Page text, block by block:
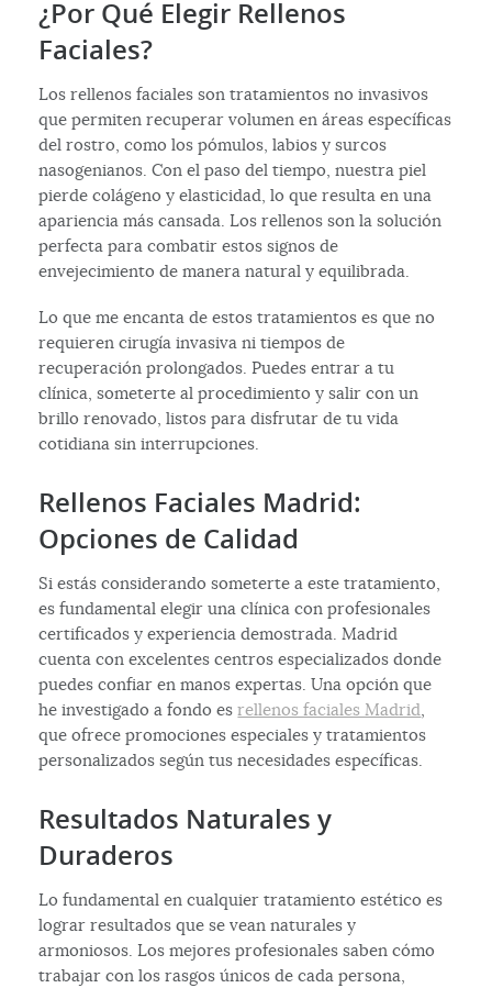
¿Por Qué Elegir Rellenos
Faciales?
Los rellenos faciales son tratamientos no invasivos
que permiten recuperar volumen en áreas específicas
del rostro, como los pómulos, labios y surcos
nasogenianos. Con el paso del tiempo, nuestra piel
pierde colágeno y elasticidad, lo que resulta en una
apariencia más cansada. Los rellenos son la solución
perfecta para combatir estos signos de
envejecimiento de manera natural y equilibrada.
Lo que me encanta de estos tratamientos es que no
requieren cirugía invasiva ni tiempos de
recuperación prolongados. Puedes entrar a tu
clínica, someterte al procedimiento y salir con un
brillo renovado, listos para disfrutar de tu vida
cotidiana sin interrupciones.
Rellenos Faciales Madrid:
Opciones de Calidad
Si estás considerando someterte a este tratamiento,
es fundamental elegir una clínica con profesionales
certificados y experiencia demostrada. Madrid
cuenta con excelentes centros especializados donde
puedes confiar en manos expertas. Una opción que
he investigado a fondo esrellenos faciales Madrid,
que ofrece promociones especiales y tratamientos
personalizados según tus necesidades específicas.
Resultados Naturales y
Duraderos
Lo fundamental en cualquier tratamiento estético es
lograr resultados que se vean naturales y
armoniosos. Los mejores profesionales saben cómo
trabajar con los rasgos únicos de cada persona,